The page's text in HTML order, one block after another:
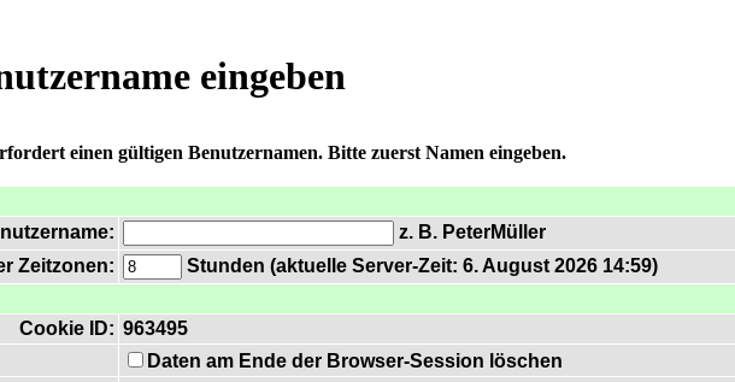
eingeben
einen gültigen Benutzernamen. Bitte zuerst Namen eingeben.
z. B. PeterMüller
Zeitzonen:
Stunden (aktuelle Server-Zeit: 6. August 2026 14:59)
Cookie ID: 963495
Daten am Ende der Browser-Session löschen